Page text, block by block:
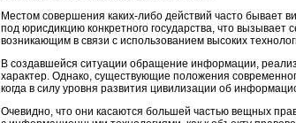
Местом совершения каких-либо действий часто бывает
под юрисдикцию конкретного государства, что
возникающим в связи с использованием высоких
В создавшейся ситуации обращение информации,
характер. Однако, существующие положения
когда в силу уровня развития цивилизации об
Очевидно, что они касаются большей частью вещных